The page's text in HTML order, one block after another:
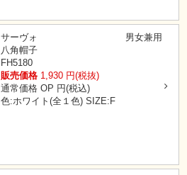
男女兼用
サーヴォ
八角帽子
FH5180
販売価格 1,930 円(税抜)
通常価格 OP 円(税込)
色:ホワイト(全１色) SIZE:F